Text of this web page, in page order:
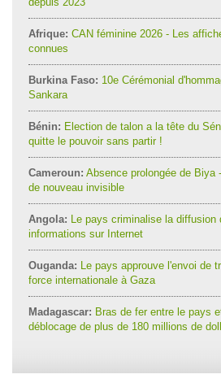
Afrique: CAN féminine 2026 - Les
connues
Burkina Faso: 10e Cérémonial
Sankara
Bénin: Election de talon a la tête du
quitte le pouvoir sans partir !
Cameroun: Absence prolongée de Biya
de nouveau invisible
Angola: Le pays criminalise la diffusion
informations sur Internet
Ouganda: Le pays approuve l'envoi de
force internationale à Gaza
Madagascar: Bras de fer entre le pays
déblocage de plus de 180 millions de